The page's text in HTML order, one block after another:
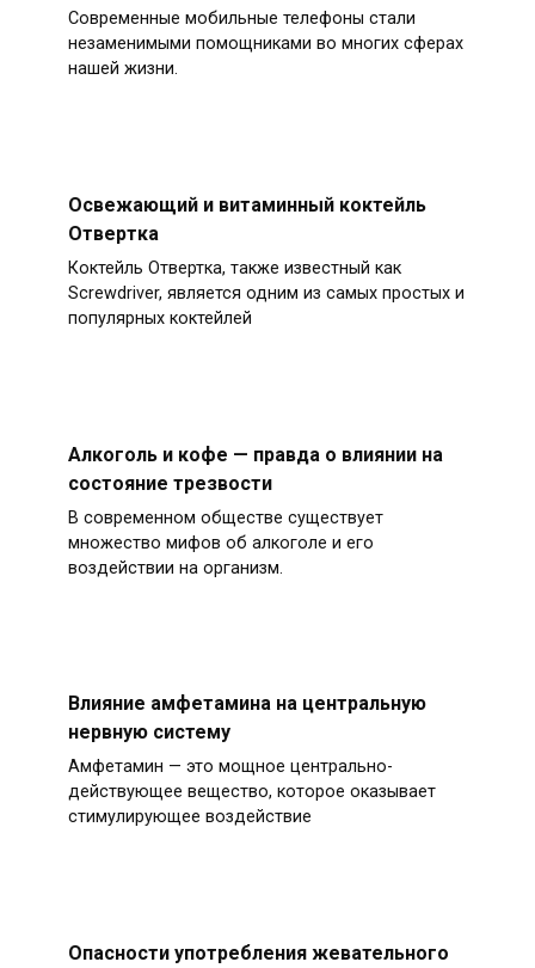
Современные мобильные телефоны стали
незаменимыми помощниками во многих сферах
нашей жизни.
Освежающий и витаминный коктейль
Отвертка
Коктейль Отвертка, также известный как
Screwdriver, является одним из самых простых и
популярных коктейлей
Алкоголь и кофе — правда о влиянии на
состояние трезвости
В современном обществе существует
множество мифов об алкоголе и его
воздействии на организм.
Влияние амфетамина на центральную
нервную систему
Амфетамин — это мощное центрально-
действующее вещество, которое оказывает
стимулирующее воздействие
Опасности употребления жевательного